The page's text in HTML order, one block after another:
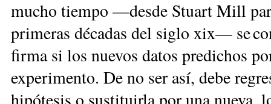
mucho tiempo —desde Stuart Mill
primeras décadas del siglo xix— se
firma si los nuevos datos predichos
experimento. De no ser así, debe
hipótesis o sustituirla por una nueva,